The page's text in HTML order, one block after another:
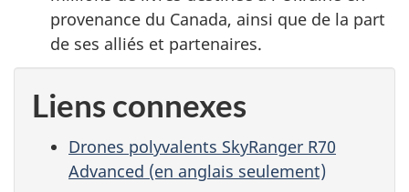
provenance du Canada, ainsi que de la part
de ses alliés et partenaires.
Liens connexes
Drones polyvalents SkyRanger R70
Advanced (en anglais seulement)